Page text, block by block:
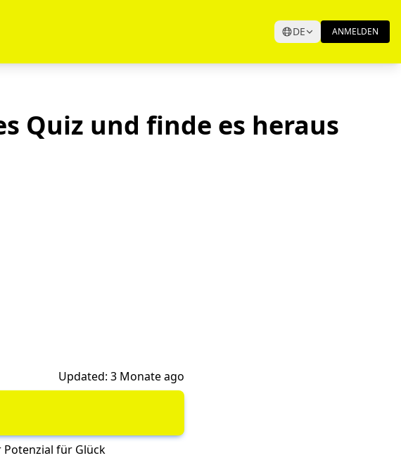
DE ANMELDEN
Quiz und finde es heraus
Updated: 3 Monate ago
Potenzial für Glück